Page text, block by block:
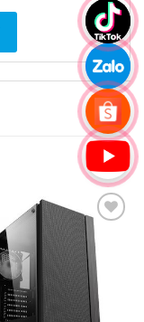
Add to
Wishlist